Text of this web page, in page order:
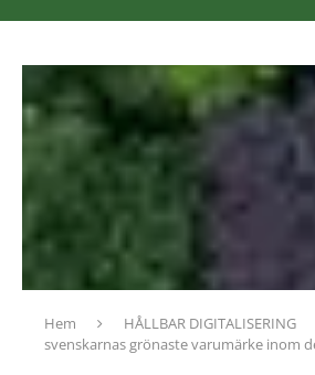
Hem HÅLLBAR DIGITALISERING
svenskarnas grönaste varumärke inom